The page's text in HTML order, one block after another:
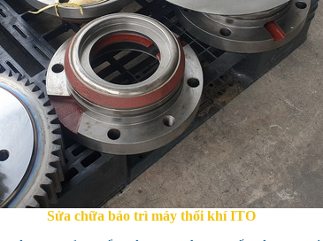
Sửa chữa bảo trì máy thổi khí ITO